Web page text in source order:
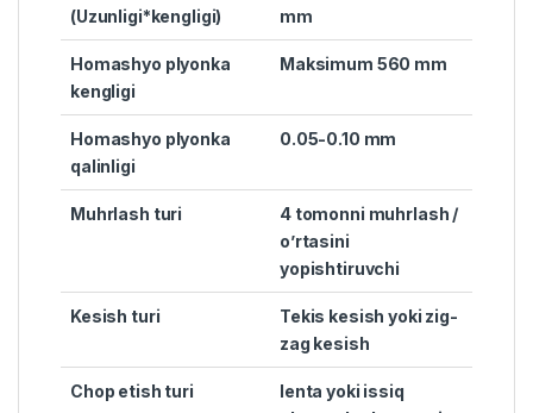
(Uzunligi*kengligi)
mm
Homashyo plyonka
kengligi
Maksimum 560 mm
Homashyo plyonka
qalinligi
0.05-0.10 mm
Muhrlash turi
4 tomonni muhrlash /
o’rtasini
yopishtiruvchi
Kesish turi
Tekis kesish yoki zig-
zag kesish
Chop etish turi
lenta yoki issiq